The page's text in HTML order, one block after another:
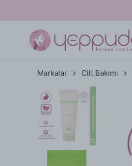
Markalar Cilt Bakımı